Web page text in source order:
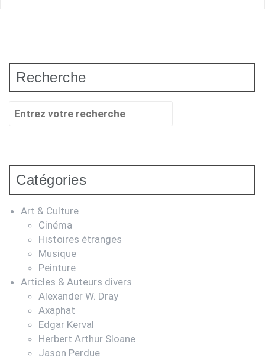
Recherche
Recherche
Catégories
Art & Culture
Cinéma
Histoires étranges
Musique
Peinture
Articles & Auteurs divers
Alexander W. Dray
Axaphat
Edgar Kerval
Herbert Arthur Sloane
Jason Perdue